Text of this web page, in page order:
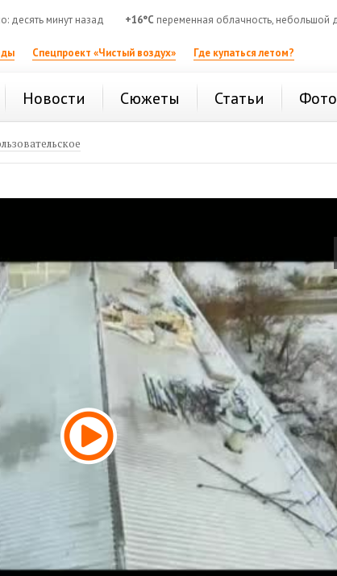
десять минут назад +16°C переменная облачность, небольшой
Спецпроект «Чистый воздух» Где купаться летом?
Новости Сюжеты Статьи Фото